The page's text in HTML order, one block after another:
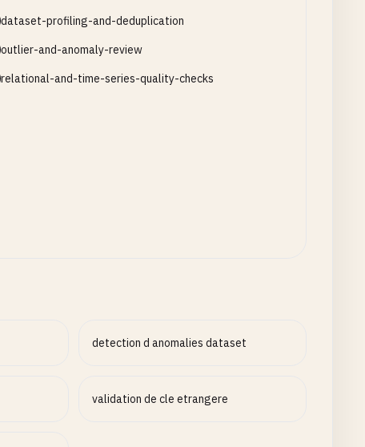
dataset-profiling-and-deduplication
outlier-and-anomaly-review
relational-and-time-series-quality-checks
detection d anomalies dataset
validation de cle etrangere